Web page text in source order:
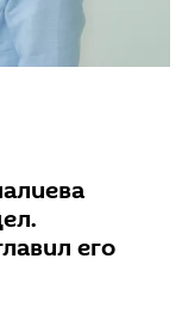
его